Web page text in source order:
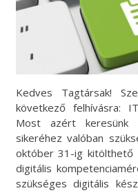
Kedves Tagtársak!
következő felhívásra:
Most azért keresünk
sikeréhez valóban
október 31-ig kitölthető
digitális
szükséges digitális